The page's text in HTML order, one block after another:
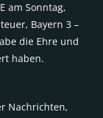
am Sonntag,
Bayern 3 –
die Ehre und
haben.
Nachrichten,